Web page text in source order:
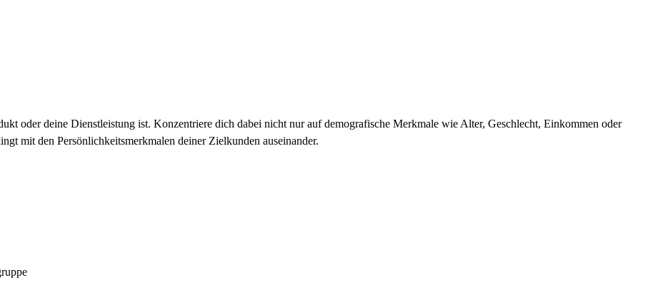
oder deine Dienstleistung ist. Konzentriere dich dabei nicht nur auf demografische Merkmale wie Alter, Geschlecht, Einkommen oder
mit den Persönlichkeitsmerkmalen deiner Zielkunden auseinander.